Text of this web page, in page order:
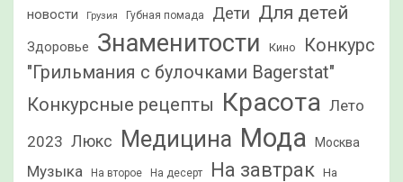
новости
Грузия Губная помада Дети Для детей
Здоровье Знаменитости Кино
Конкурс
"Грильмания с булочками Bagerstat"
Конкурсные рецепты Красота Лето
2023 Люкс Медицина Мода Москва
Музыка На второе На десерт На завтрак На